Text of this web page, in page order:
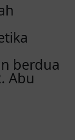
yang baru
untuk
menjadi
dan
H ..aamin
berdua
Abu